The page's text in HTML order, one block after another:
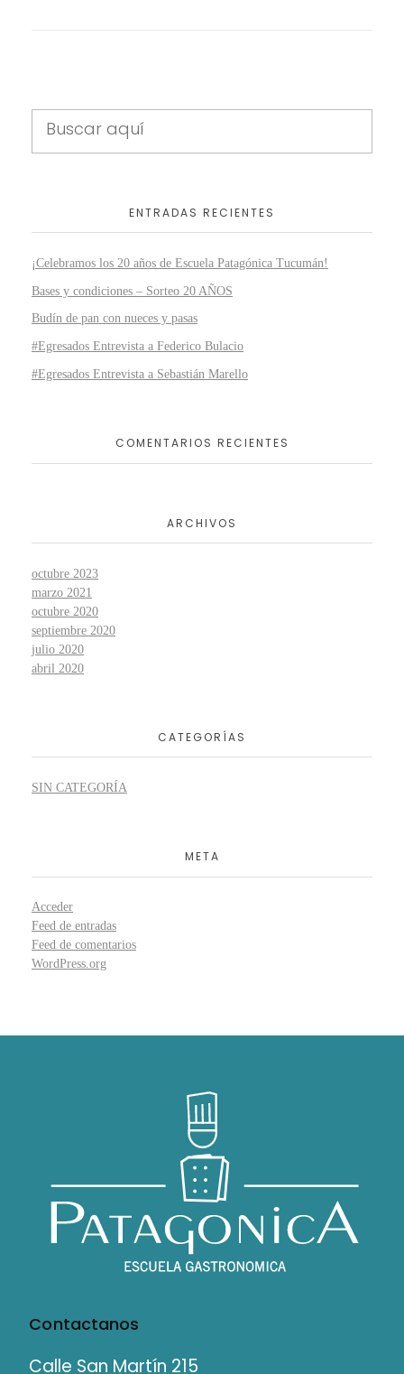
ENTRADAS RECIENTES
¡Celebramos los 20 años de Escuela Patagónica Tucumán!
Bases y condiciones – Sorteo 20 AÑOS
Budín de pan con nueces y pasas
#Egresados Entrevista a Federico Bulacio
#Egresados Entrevista a Sebastián Marello
COMENTARIOS RECIENTES
ARCHIVOS
octubre 2023
marzo 2021
octubre 2020
septiembre 2020
julio 2020
abril 2020
CATEGORÍAS
SIN CATEGORÍA
META
Acceder
Feed de entradas
Feed de comentarios
WordPress.org
Contactanos
Calle San Martín 215